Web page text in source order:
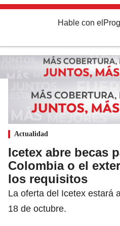
Hable con el
Actualidad
Icetex abre becas
Colombia o el
los requisitos
La oferta del Icetex estará
18 de octubre.